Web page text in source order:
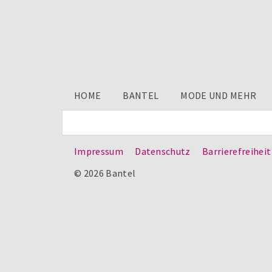
HOME BANTEL MODE UND MEHR
Impressum Datenschutz
Barrierefreiheit
© 2026 Bantel